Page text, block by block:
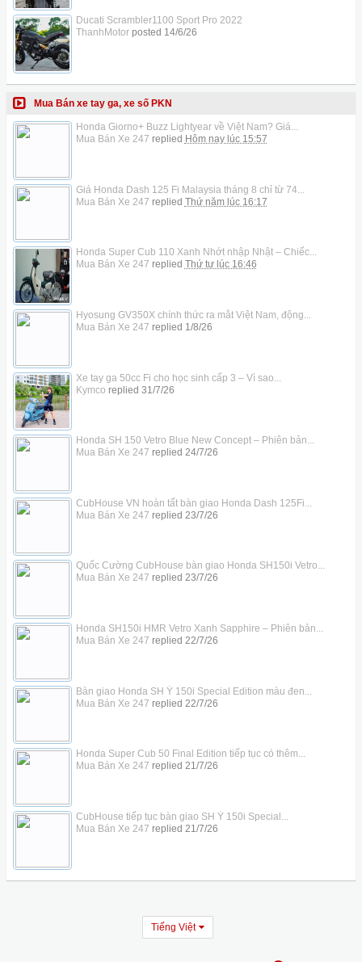
Ducati Scrambler1100 Sport Pro 2022
ThanhMotorposted 14/6/26
Mua Bán xe tay ga, xe số PKN
Honda Giorno+ Buzz Lightyear về Việt Nam? Giá...
Mua Bán Xe 247 replied Hôm nay lúc 15:57
Giá Honda Dash 125 Fi Malaysia tháng 8 chỉ từ 74...
Mua Bán Xe 247 replied Thứ năm lúc 16:17
Honda Super Cub 110 Xanh Nhớt nhập Nhật – Chiếc...
Mua Bán Xe 247 replied Thứ tư lúc 16:46
Hyosung GV350X chính thức ra mắt Việt Nam, động...
Mua Bán Xe 247 replied 1/8/26
Xe tay ga 50cc Fi cho học sinh cấp 3 – Vì sao...
Kymco replied 31/7/26
Honda SH 150 Vetro Blue New Concept – Phiên bản...
Mua Bán Xe 247 replied 24/7/26
CubHouse VN hoàn tất bàn giao Honda Dash 125Fi...
Mua Bán Xe 247 replied 23/7/26
Quốc Cường CubHouse bàn giao Honda SH150i Vetro...
Mua Bán Xe 247 replied 23/7/26
Honda SH150i HMR Vetro Xanh Sapphire – Phiên bản...
Mua Bán Xe 247 replied 22/7/26
Bàn giao Honda SH Ý 150i Special Edition màu đen...
Mua Bán Xe 247 replied 22/7/26
Honda Super Cub 50 Final Edition tiếp tục có thêm...
Mua Bán Xe 247 replied 21/7/26
CubHouse tiếp tục bàn giao SH Ý 150i Special...
Mua Bán Xe 247 replied 21/7/26
Tiếng Việt